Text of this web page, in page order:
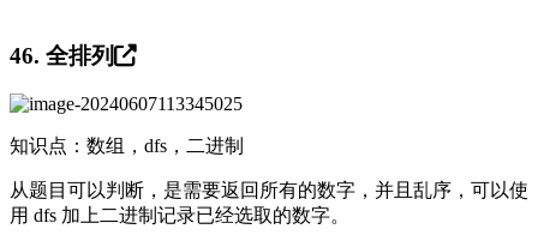
46. 全排列
知识点：数组，dfs，二进制
从题目可以判断，是需要返回所有的数字，并且乱序，可以使
用 dfs 加上二进制记录已经选取的数字。